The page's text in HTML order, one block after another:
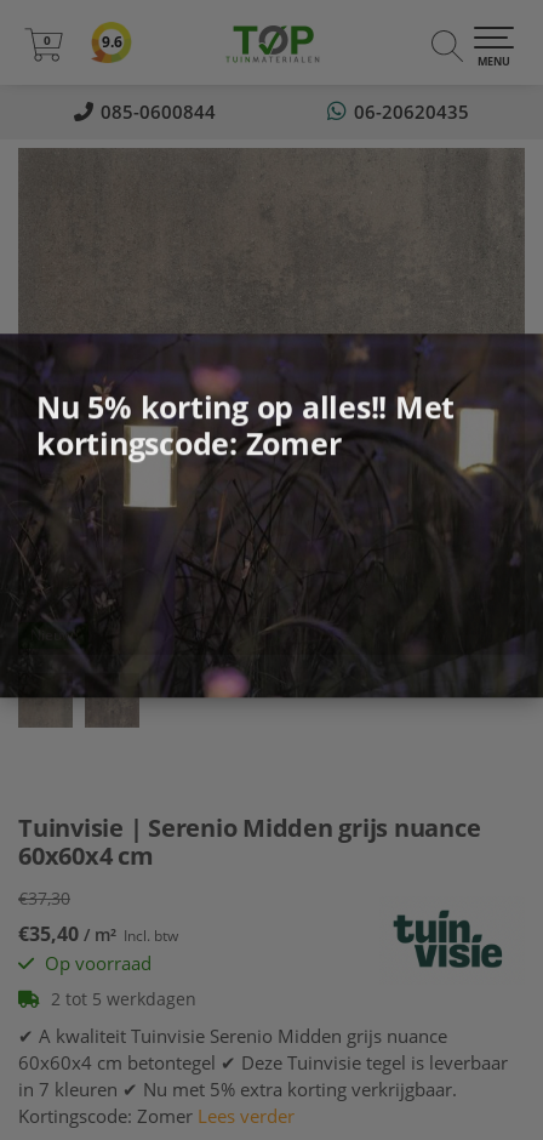
Nu 5% korting op alles!! Met
kortingscode: Zomer
06-20620435
085-0600844
0
0
MENU
9.6
Nieuw!
Tuinvisie | Serenio Midden grijs nuance
60x60x4 cm
€37,30
€35,40 / m² Incl. btw
Op voorraad
2 tot 5 werkdagen
✔ A kwaliteit Tuinvisie Serenio Midden grijs nuance
60x60x4 cm betontegel ✔ Deze Tuinvisie tegel is leverbaar
in 7 kleuren ✔ Nu met 5% extra korting verkrijgbaar.
Kortingscode: Zomer Lees verder